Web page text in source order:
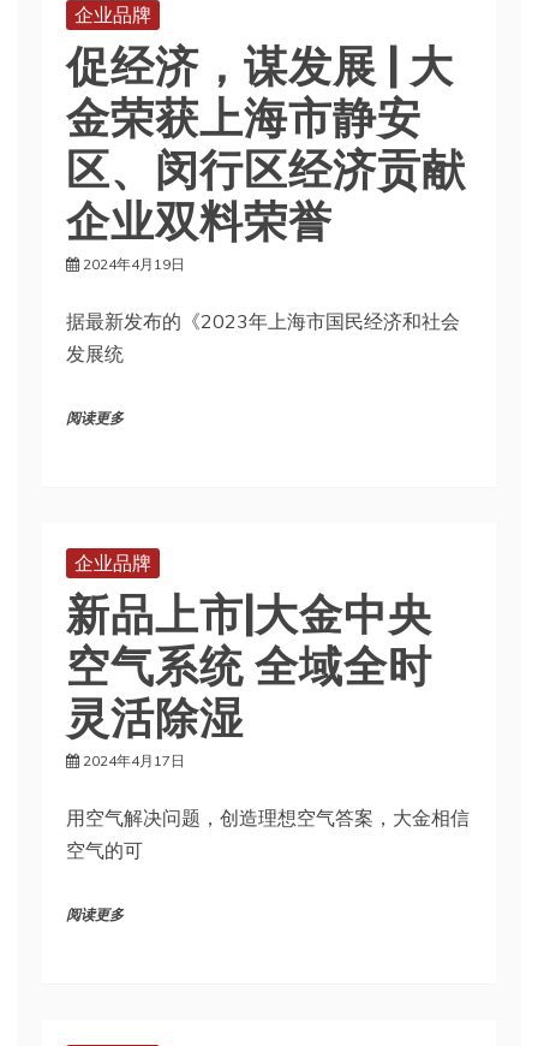
企业品牌
促经济，谋发展 | 大
金荣获上海市静安
区、闵行区经济贡献
企业双料荣誉
2024年4月19日
据最新发布的《2023年上海市国民经济和社会
发展统
阅读更多
企业品牌
新品上市|大金中央
空气系统 全域全时
灵活除湿
2024年4月17日
用空气解决问题，创造理想空气答案，大金相信
空气的可
阅读更多